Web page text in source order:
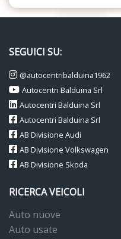
SEGUICI SU:
@autocentribalduina1962
Autocentri Balduina Srl
Autocentri Balduina Srl
Autocentri Balduina Srl
AB Divisione Audi
AB Divisione Volkswagen
AB Divisione Skoda
RICERCA VEICOLI
Auto nuove
Auto usate